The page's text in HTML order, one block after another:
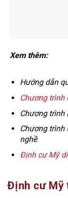
Xem thêm:
Hướng dẫn
Chương trình
Chương trình
Chương trình
nghề
Định cư Mỹ
Định cư Mỹ